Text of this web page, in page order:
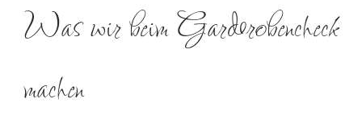
Was wir beim Garderobencheck
machen